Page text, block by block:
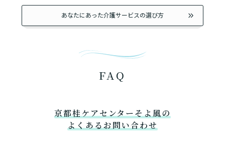
あなたにあった介護サービスの選び方
FAQ
京都桂ケアセンターそよ風の
よくあるお問い合わせ